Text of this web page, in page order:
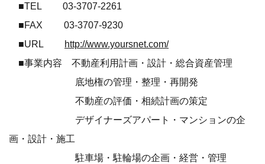
■TEL 03-3707-2261
■FAX 03-3707-9230
■URL
http://www.yoursnet.com/
■事業内容 不動産利用計画・設計・総合資産管理
底地権の管理・整理・再開発
不動産の評価・相続計画の策定
デザイナーズアパート・マンションの企
画・設計・施工
駐車場・駐輪場の企画・経営・管理